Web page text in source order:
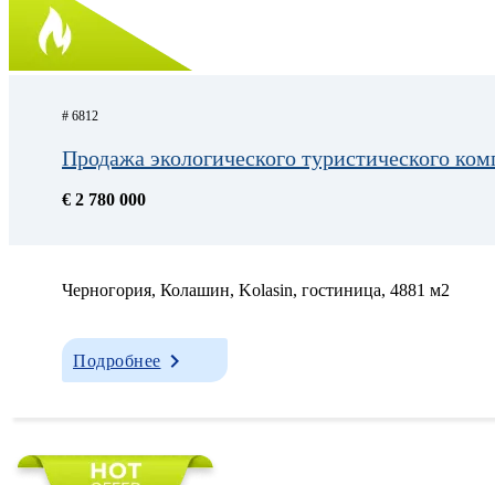
# 6812
Продажа экологического туристического
€ 2 780 000
Черногория, Колашин, Kolasin, гостиница, 4881 м2
Подробнее